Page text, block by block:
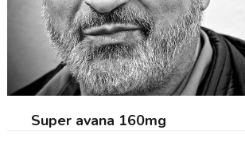
Super avana 160mg